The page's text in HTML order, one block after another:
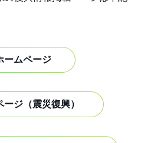
ームページ
ジ（震災復興）